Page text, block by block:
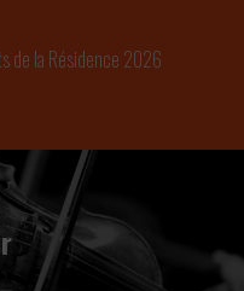
de la Résidence 2026